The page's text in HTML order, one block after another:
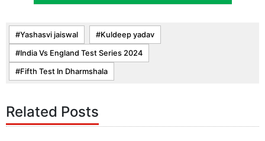
Yashasvi jaiswal Kuldeep yadav
India Vs England Test Series 2024
Fifth Test In Dharmshala
Related Posts